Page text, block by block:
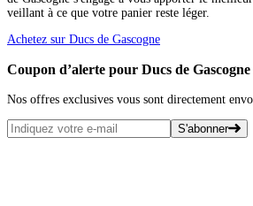
veillant à ce que votre panier reste léger.
Achetez sur Ducs de Gascogne
Coupon d’alerte pour Ducs de Gascogne
Nos offres exclusives vous sont directement
S'abonner